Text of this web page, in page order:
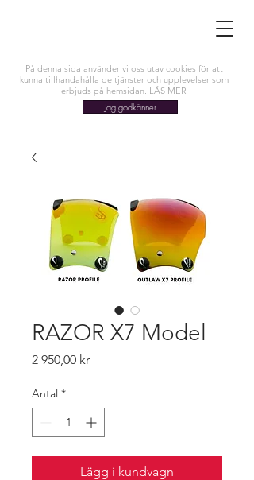
På denna sida använder vi oss utav cookies för att
kunna tillhandahålla de tjänster och upplevelser som
erbjuds på hemsidan. LÄS MER
Jag godkänner
RAZOR X7 Model
2 950,00 krPris
Antal *
Lägg i kundvagn